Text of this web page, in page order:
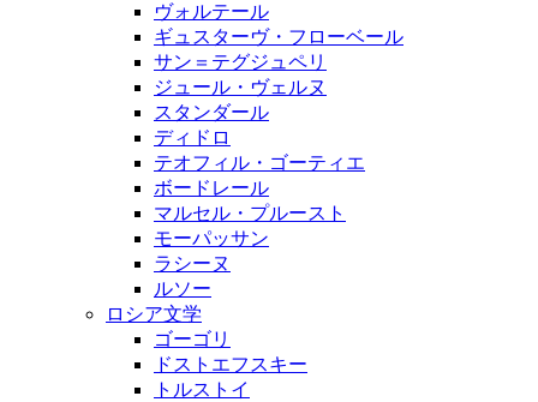
ヴォルテール
ギュスターヴ・フローベール
サン＝テグジュペリ
ジュール・ヴェルヌ
スタンダール
ディドロ
テオフィル・ゴーティエ
ボードレール
マルセル・プルースト
モーパッサン
ラシーヌ
ルソー
ロシア文学
ゴーゴリ
ドストエフスキー
トルストイ